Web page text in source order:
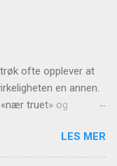
ofte opplever at
en annen.
truet» og
Dårligere
trykk fra rovdyr og -
LES MER